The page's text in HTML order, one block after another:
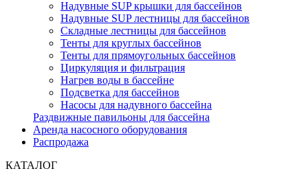
Надувные SUP крышки для бассейнов
Надувные SUP лестницы для бассейнов
Складные лестницы для бассейнов
Тенты для круглых бассейнов
Тенты для прямоугольных бассейнов
Циркуляция и фильтрация
Нагрев воды в бассейне
Подсветка для бассейнов
Насосы для надувного бассейна
Раздвижные павильоны для бассейна
Аренда насосного оборудования
Распродажа
КАТАЛОГ